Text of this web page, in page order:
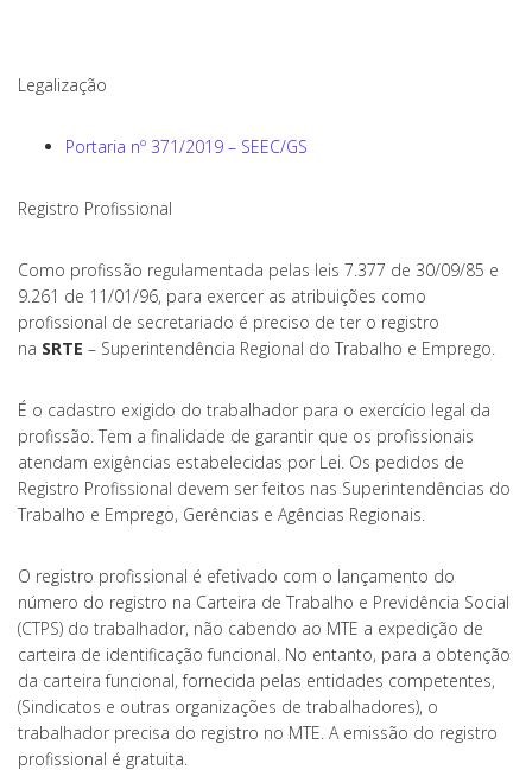
Legalização
Portaria nº 371/2019 – SEEC/GS
Registro Profissional
Como profissão regulamentada pelas leis 7.377 de 30/09/85 e
9.261 de 11/01/96, para exercer as atribuições como
profissional de secretariado é preciso de ter o registro
na SRTE – Superintendência Regional do Trabalho e Emprego.
É o cadastro exigido do trabalhador para o exercício legal da
profissão. Tem a finalidade de garantir que os profissionais
atendam exigências estabelecidas por Lei. Os pedidos de
Registro Profissional devem ser feitos nas Superintendências do
Trabalho e Emprego, Gerências e Agências Regionais.
O registro profissional é efetivado com o lançamento do
número do registro na Carteira de Trabalho e Previdência Social
(CTPS) do trabalhador, não cabendo ao MTE a expedição de
carteira de identificação funcional. No entanto, para a obtenção
da carteira funcional, fornecida pelas entidades competentes,
(Sindicatos e outras organizações de trabalhadores), o
trabalhador precisa do registro no MTE. A emissão do registro
profissional é gratuita.